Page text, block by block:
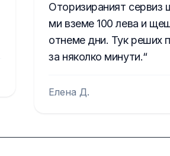
Оторизираният сервиз
ми вземе 100 лева и
отнеме дни. Тук реших
за няколко минути.
Елена Д.